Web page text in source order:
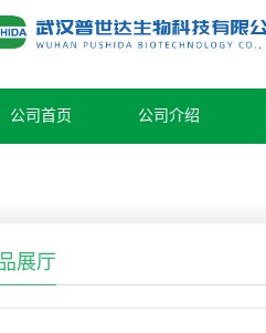
公司首页 公司介绍
展厅